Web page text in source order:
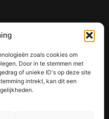
zoals cookies om
Door in te stemmen met
of unieke ID's op deze site
intrekt, kan dit een
Website index